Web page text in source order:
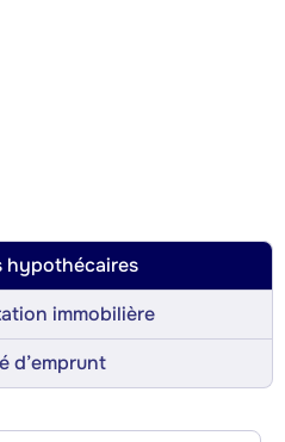
hypothécaires
immobilière
d’emprunt